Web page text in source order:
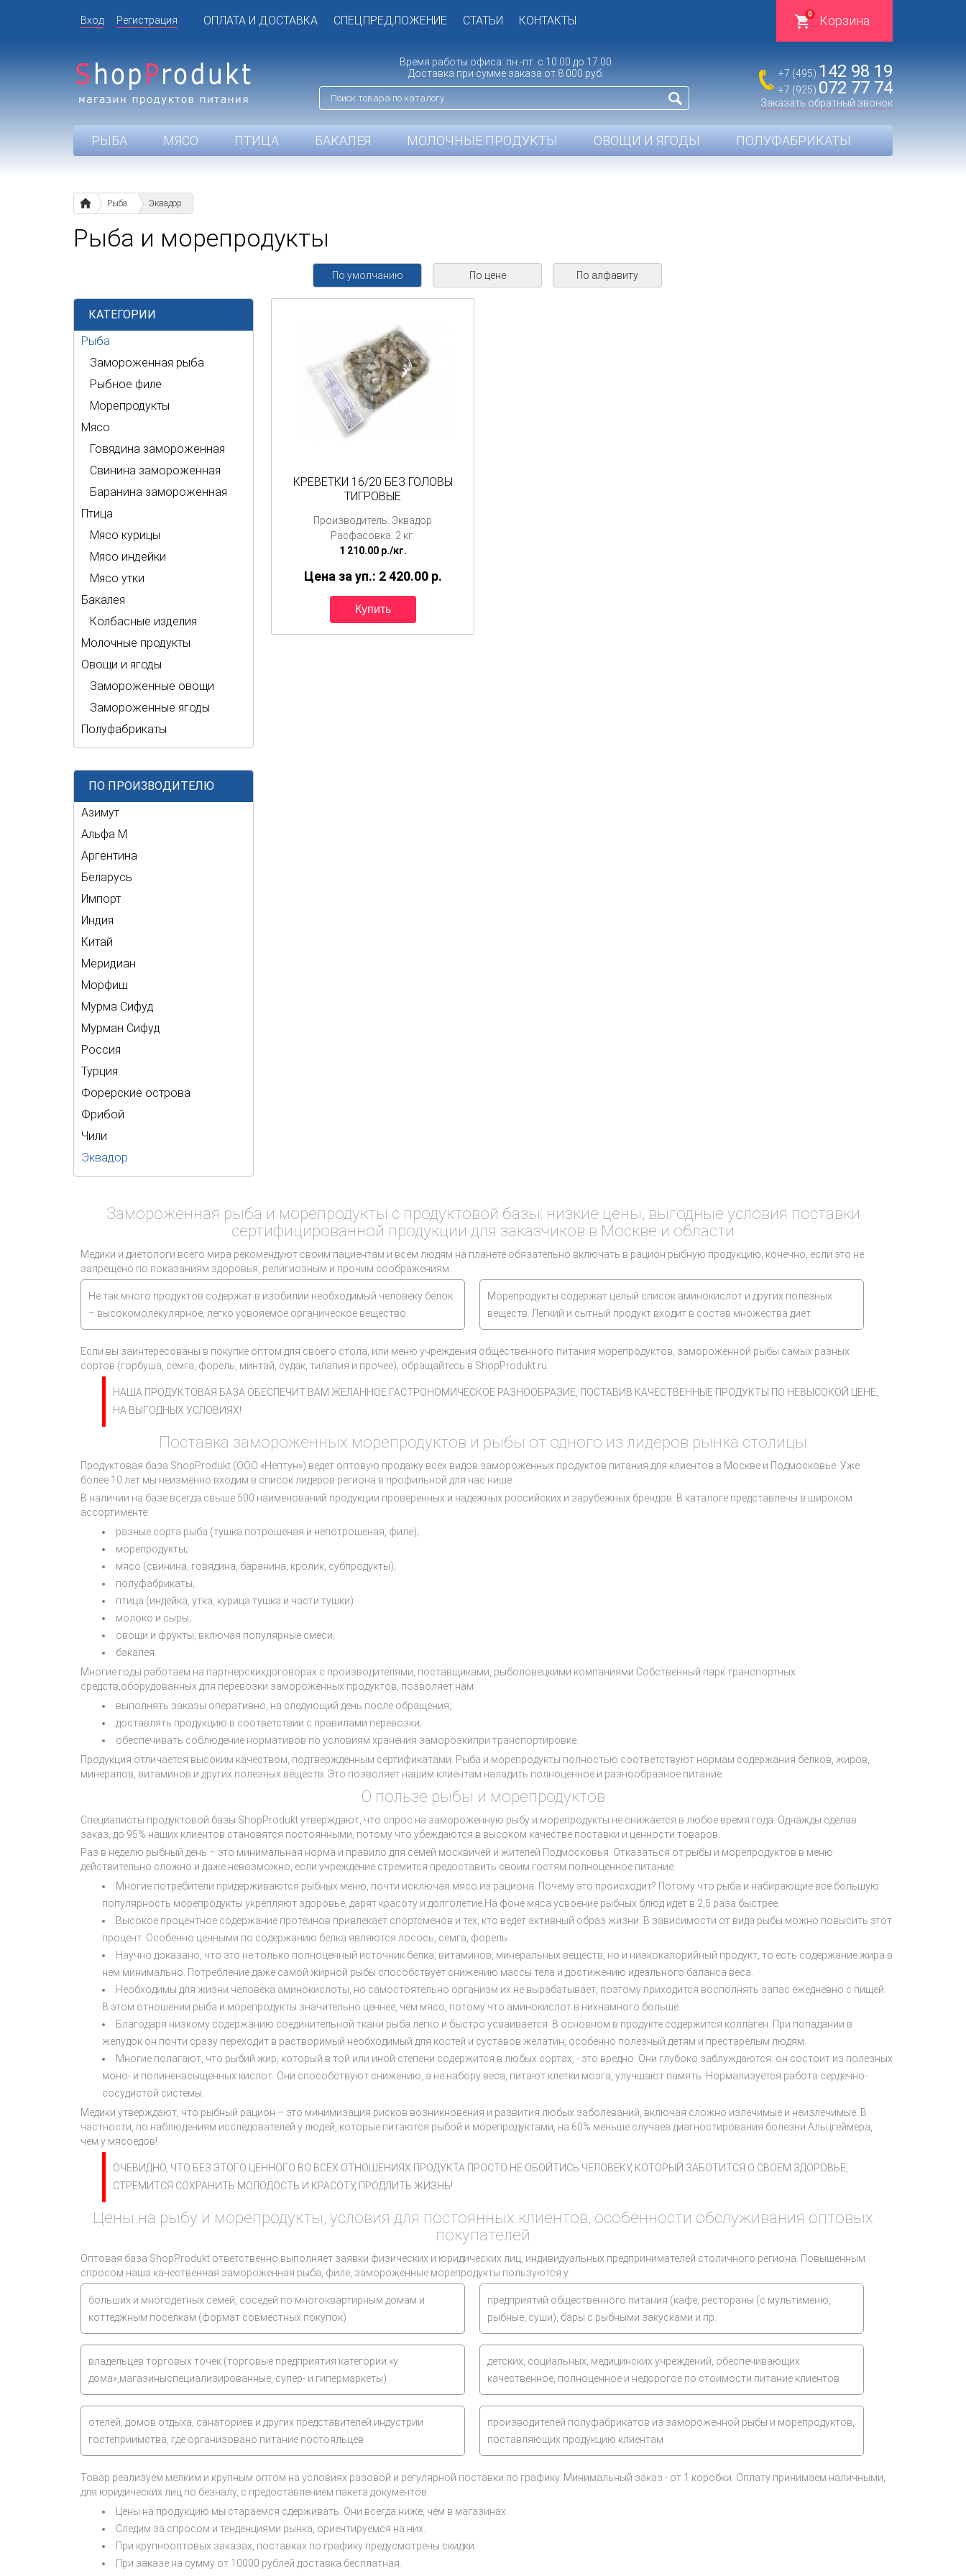
Корзина
0
Вход Регистрация ОПЛАТА И ДОСТАВКА СПЕЦПРЕДЛОЖЕНИЕ СТАТЬИ КОНТАКТЫ
+7 (495) 142 98 19
+7 (925) 072 77 74
Заказать обратный звонок
Время работы офиса: пн.-пт. с 10:00 до 17:00
Доставка при сумме заказа от 8 000 руб.
РЫБА МЯСО ПТИЦА БАКАЛЕЯ МОЛОЧНЫЕ ПРОДУКТЫ ОВОЩИ И ЯГОДЫ ПОЛУФАБРИКАТЫ
Рыба Эквадор
Рыба и морепродукты
По умолчанию По цене По алфавиту
КРЕВЕТКИ 16/20 БЕЗ ГОЛОВЫ
ТИГРОВЫЕ
Производитель: Эквадор
Расфасовка: 2 кг.
1 210.00 p./кг.
Цена за уп.: 2 420.00 p.
КАТЕГОРИИ
Рыба
Замороженная рыба
Рыбное филе
Морепродукты
Мясо
Говядина замороженная
Свинина замороженная
Баранина замороженная
Птица
Мясо курицы
Мясо индейки
Мясо утки
Бакалея
Колбасные изделия
Молочные продукты
Овощи и ягоды
Замороженные овощи
Замороженные ягоды
Полуфабрикаты
ПО ПРОИЗВОДИТЕЛЮ
Азимут
Альфа М
Аргентина
Беларусь
Импорт
Индия
Китай
Меридиан
Морфиш
Мурма Сифуд
Мурман Сифуд
Россия
Турция
Форерские острова
Фрибой
Чили
Эквадор
Замороженная рыба и морепродукты с продуктовой базы: низкие цены, выгодные условия поставки
сертифицированной продукции для заказчиков в Москве и области
Медики и диетологи всего мира рекомендуют своим пациентам и всем людям на планете обязательно включать в рацион рыбную продукцию, конечно, если это не
запрещено по показаниям здоровья, религиозным и прочим соображениям.
Не так много продуктов содержат в изобилии необходимый человеку белок
– высокомолекулярное, легко усвояемое органическое вещество.
Морепродукты содержат целый список аминокислот и других полезных
веществ. Легкий и сытный продукт входит в состав множества диет.
Если вы заинтересованы в покупке оптом для своего стола, или меню учреждения общественного питания морепродуктов, замороженной рыбы самых разных
сортов (горбуша, семга, форель, минтай, судак, тилапия и прочее), обращайтесь в ShopProdukt.ru.
НАША ПРОДУКТОВАЯ БАЗА ОБЕСПЕЧИТ ВАМ ЖЕЛАННОЕ ГАСТРОНОМИЧЕСКОЕ РАЗНООБРАЗИЕ, ПОСТАВИВ КАЧЕСТВЕННЫЕ ПРОДУКТЫ ПО НЕВЫСОКОЙ ЦЕНЕ,
НА ВЫГОДНЫХ УСЛОВИЯХ!
Поставка замороженных морепродуктов и рыбы от одного из лидеров рынка столицы
Продуктовая база ShopProdukt (ООО «Нептун») ведет оптовую продажу всех видов замороженных продуктов питания для клиентов в Москве и Подмосковье. Уже
более 10 лет мы неизменно входим в список лидеров региона в профильной для нас нише.
В наличии на базе всегда свыше 500 наименований продукции проверенных и надежных российских и зарубежных брендов. В каталоге представлены в широком
ассортименте:
разные сорта рыба (тушка потрошеная и непотрошеная, филе);
морепродукты;
мясо (свинина, говядина, баранина, кролик, субпродукты);
полуфабрикаты;
птица (индейка, утка, курица тушка и части тушки)
молоко и сыры;
овощи и фрукты, включая популярные смеси;
бакалея.
Многие годы работаем на партнерскихдоговорах с производителями, поставщиками, рыболовецкими компаниями.Собственный парк транспортных
средств,оборудованных для перевозки замороженных продуктов, позволяет нам:
выполнять заказы оперативно, на следующий день после обращения;
доставлять продукцию в соответствии с правилами перевозки;
обеспечивать соблюдение нормативов по условиям хранения заморозкипри транспортировке.
Продукция отличается высоким качеством, подтвержденным сертификатами. Рыба и морепродукты полностью соответствуют нормам содержания белков, жиров,
минералов, витаминов и других полезных веществ. Это позволяет нашим клиентам наладить полноценное и разнообразное питание.
О пользе рыбы и морепродуктов
Специалисты продуктовой базы ShopProdukt утверждают, что спрос на замороженную рыбу и морепродукты не снижается в любое время года. Однажды сделав
заказ, до 95% наших клиентов становятся постоянными, потому что убеждаются в высоком качестве поставки и ценности товаров.
Раз в неделю рыбный день – это минимальная норма и правило для семей москвичей и жителей Подмосковья. Отказаться от рыбы и морепродуктов в меню
действительно сложно и даже невозможно, если учреждение стремится предоставить своим гостям полноценное питание.
Многие потребители придерживаются рыбных меню, почти исключая мясо из рациона. Почему это происходит? Потому что рыба и набирающие все большую
популярность морепродукты укрепляют здоровье, дарят красоту и долголетие.На фоне мяса усвоение рыбных блюд идет в 2,5 раза быстрее.
Высокое процентное содержание протеинов привлекает спортсменов и тех, кто ведет активный образ жизни. В зависимости от вида рыбы можно повысить этот
процент. Особенно ценными по содержанию белка являются лосось, семга, форель.
Научно доказано, что это не только полноценный источник белка, витаминов, минеральных веществ, но и низкокалорийный продукт, то есть содержание жира в
нем минимально. Потребление даже самой жирной рыбы способствует снижению массы тела и достижению идеального баланса веса.
Необходимы для жизни человека аминокислоты, но самостоятельно организм их не вырабатывает, поэтому приходится восполнять запас ежедневно с пищей.
В этом отношении рыба и морепродукты значительно ценнее, чем мясо, потому что аминокислот в нихнамного больше.
Благодаря низкому содержанию соединительной ткани рыба легко и быстро усваивается. В основном в продукте содержится коллаген. При попадании в
желудок он почти сразу переходит в растворимый необходимый для костей и суставов желатин, особенно полезный детям и престарелым людям.
Многие полагают, что рыбий жир, который в той или иной степени содержится в любых сортах, - это вредно. Они глубоко заблуждаются: он состоит из полезных
моно- и полиненасыщенных кислот. Они способствуют снижению, а не набору веса, питают клетки мозга, улучшают память. Нормализуется работа сердечно-
сосудистой системы.
Медики утверждают, что рыбный рацион – это минимизация рисков возникновения и развития любых заболеваний, включая сложно излечимые и неизлечимые. В
частности, по наблюдениям исследователей у людей, которые питаются рыбой и морепродуктами, на 60% меньше случаев диагностирования болезни Альцгеймера,
чем у мясоедов!
ОЧЕВИДНО, ЧТО БЕЗ ЭТОГО ЦЕННОГО ВО ВСЕХ ОТНОШЕНИЯХ ПРОДУКТА ПРОСТО НЕ ОБОЙТИСЬ ЧЕЛОВЕКУ, КОТОРЫЙ ЗАБОТИТСЯ О СВОЕМ ЗДОРОВЬЕ,
СТРЕМИТСЯ СОХРАНИТЬ МОЛОДОСТЬ И КРАСОТУ, ПРОДЛИТЬ ЖИЗНЬ!
Цены на рыбу и морепродукты, условия для постоянных клиентов, особенности обслуживания оптовых
покупателей
Оптовая база ShopProdukt ответственно выполняет заявки физических и юридических лиц, индивидуальных предпринимателей столичного региона. Повышенным
спросом наша качественная замороженная рыба, филе, замороженные морепродукты пользуются у:
больших и многодетных семей, соседей по многоквартирным домам и
коттеджным поселкам (формат совместных покупок)
предприятий общественного питания (кафе, рестораны (с мультименю,
рыбные, суши), бары с рыбными закусками и пр.
владельцев торговых точек (торговые предприятия категории «у
дома»,магазиныспециализированные, супер- и гипермаркеты)
детских, социальных, медицинских учреждений, обеспечивающих
качественное, полноценное и недорогое по стоимости питание клиентов
отелей, домов отдыха, санаториев и других представителей индустрии
гостеприимства, где организовано питание постояльцев
производителей полуфабрикатов из замороженной рыбы и морепродуктов,
поставляющих продукцию клиентам
Товар реализуем мелким и крупным оптом на условиях разовой и регулярной поставки по графику. Минимальный заказ - от 1 коробки. Оплату принимаем наличными,
для юридических лиц по безналу, с предоставлением пакета документов.
Цены на продукцию мы стараемся сдерживать. Они всегда ниже, чем в магазинах.
Следим за спросом и тенденциями рынка, ориентируемся на них.
При крупнооптовых заказах, поставках по графику предусмотрены скидки.
При заказе на сумму от 10000 рублей доставка бесплатная.